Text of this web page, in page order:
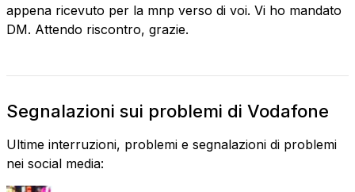
appena ricevuto per la mnp verso di voi. Vi ho mandato
DM. Attendo riscontro, grazie.
Segnalazioni sui problemi di Vodafone
Ultime interruzioni, problemi e segnalazioni di problemi
nei social media: